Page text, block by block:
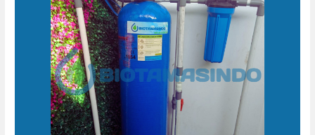
Platinum
Gabusan
Yogyakarta